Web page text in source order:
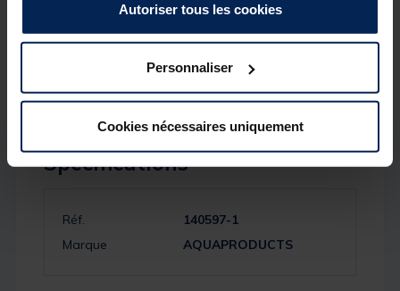
Autoriser tous les cookies
Personnaliser
Cookies nécessaires uniquement
• Fermetures éclair#10 robustes
• Poignée de transport à plat
• Capacité suffisante pourplusieurs kilos d’appâts
congelés et boîtes de particules
Spécifications
Réf.
140597-1
Marque
AQUAPRODUCTS